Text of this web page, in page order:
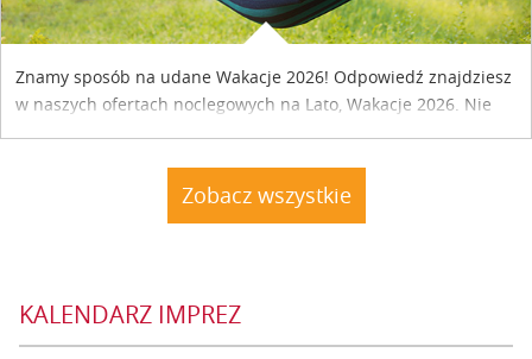
Znamy sposób na udane Wakacje 2026! Odpowiedź znajdziesz
w naszych ofertach noclegowych na Lato, Wakacje 2026. Nie
Zobacz wszystkie
KALENDARZ IMPREZ